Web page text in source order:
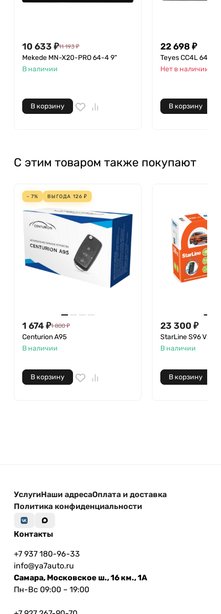
10 633 ₽11 193 ₽
Mekede MN-X20-PRO 64-4 9"
В наличии
В корзину
22 698 ₽
Teyes CC4L 64-6
Нет в наличии
В корзину
С этим товаром также покупают
- 7% ВЫГОДА 126 ₽
1 674₽1 800 ₽
Centurion A95
В наличии
В корзину
23 300 ₽
StarLine S96 V2
В наличии
В корзину
УслугиНаши адресаОплата и доставка
Политика конфиденциальности
Контакты
+7 937 180-96-33
info@ya7auto.ru
Самара, Московское ш., 16 км., 1А
Пн-Вс 09:00 – 19:00